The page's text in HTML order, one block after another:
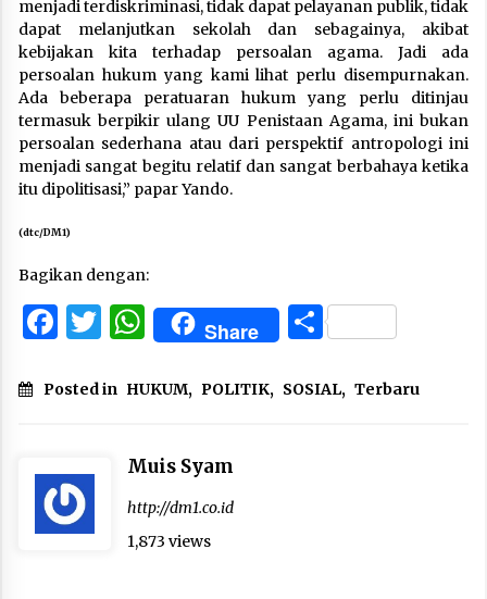
menjadi terdiskriminasi, tidak dapat pelayanan publik, tidak
dapat melanjutkan sekolah dan sebagainya, akibat
kebijakan kita terhadap persoalan agama. Jadi ada
persoalan hukum yang kami lihat perlu disempurnakan.
Ada beberapa peratuaran hukum yang perlu ditinjau
termasuk berpikir ulang UU Penistaan Agama, ini bukan
persoalan sederhana atau dari perspektif antropologi ini
menjadi sangat begitu relatif dan sangat berbahaya ketika
itu dipolitisasi,” papar Yando.
(dtc/DM1)
Bagikan dengan:
Facebook
Twitter
WhatsApp
Share Share
Posted in HUKUM, POLITIK, SOSIAL, Terbaru
Muis Syam
http://dm1.co.id
1,873 views